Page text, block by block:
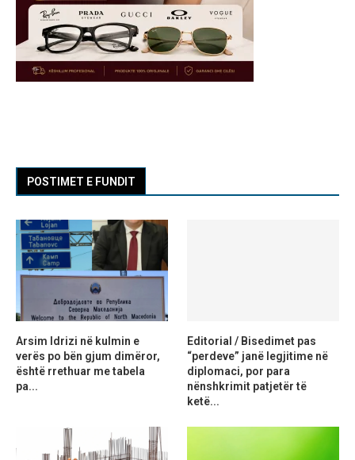
POSTIMET E FUNDIT
Arsim Idrizi në kulmin e
verës po bën gjum dimëror,
është rrethuar me tabela
pa...
Editorial / Bisedimet pas
“perdeve” janë legjitime në
diplomaci, por para
nënshkrimit patjetër të
ketë...